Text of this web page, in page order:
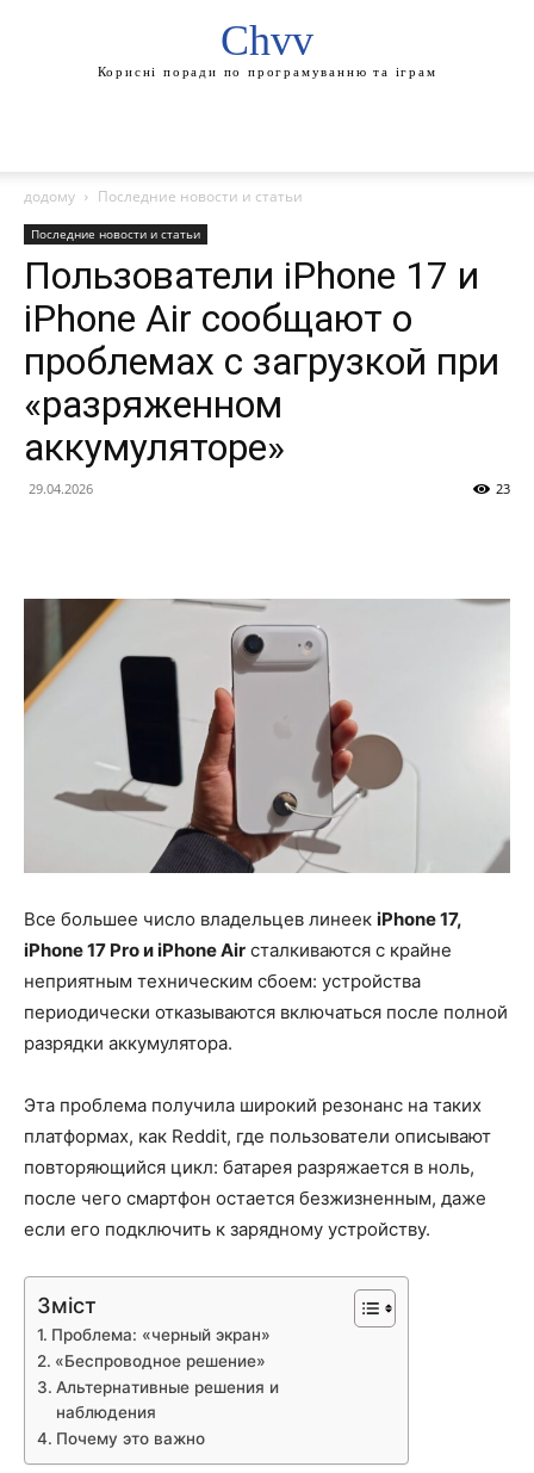
Chvv
Корисні поради по програмуванню та іграм
додому Последние новости и статьи
Последние новости и статьи
Пользователи iPhone 17 и
iPhone Air сообщают о
проблемах с загрузкой при
«разряженном
аккумуляторе»
29.04.2026 23
Все большее число владельцев линеек iPhone 17,
iPhone 17 Pro и iPhone Air сталкиваются с крайне
неприятным техническим сбоем: устройства
периодически отказываются включаться после полной
разрядки аккумулятора.
Эта проблема получила широкий резонанс на таких
платформах, как Reddit, где пользователи описывают
повторяющийся цикл: батарея разряжается в ноль,
после чего смартфон остается безжизненным, даже
если его подключить к зарядному устройству.
Зміст
Проблема: «черный экран»
«Беспроводное решение»
Альтернативные решения и
наблюдения
Почему это важно